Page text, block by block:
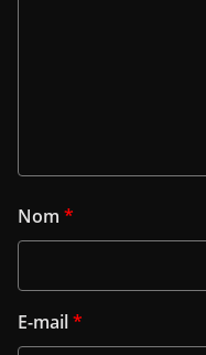
Nom *
E-mail*